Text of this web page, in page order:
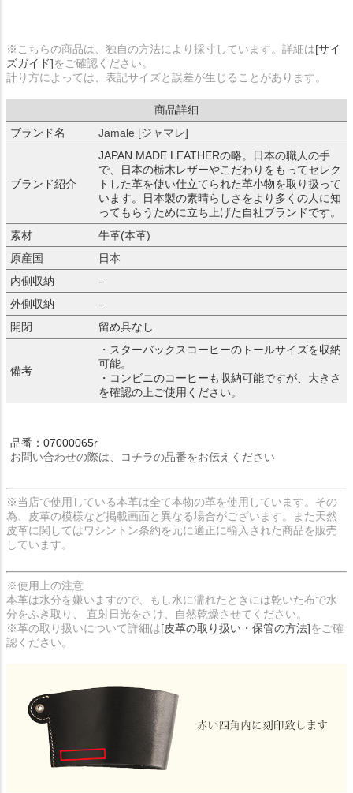
※こちらの商品は、独自の方法により採寸しています。詳細は[サイ
ズガイド]をご確認ください。
計り方によっては、表記サイズと誤差が生じることがあります。
商品詳細
ブランド名
Jamale [ジャマレ]
ブランド紹介
JAPAN MADE LEATHERの略。日本の職人の手
で、日本の栃木レザーやこだわりをもってセレク
トした革を使い仕立てられた革小物を取り扱って
います。日本製の素晴らしさをより多くの人に知
ってもらうために立ち上げた自社ブランドです。
素材
牛革(本革)
原産国
日本
内側収納
-
外側収納
-
開閉
留め具なし
備考
・スターバックスコーヒーのトールサイズを収納
可能。
・コンビニのコーヒーも収納可能ですが、大きさ
を確認の上ご使用ください。
品番：07000065r
お問い合わせの際は、コチラの品番をお伝えください
※当店で使用している本革は全て本物の革を使用しています。その
為、皮革の模様など掲載画面と異なる場合がございます。また天然
皮革に関してはワシントン条約を元に適正に輸入された商品を販売
しています。
※使用上の注意
本革は水分を嫌いますので、もし水に濡れたときには乾いた布で水
分をふき取り、 直射日光をさけ、自然乾燥させてください。
※革の取り扱いについて詳細は[皮革の取り扱い・保管の方法]をご確
認ください。